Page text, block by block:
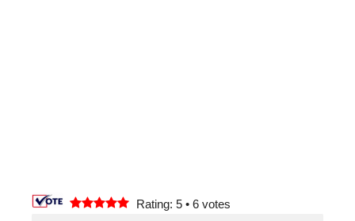
Rating: 5 • 6votes